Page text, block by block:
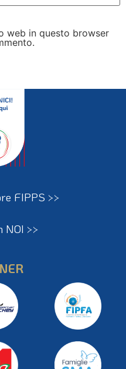
web in questo browser
FIPPS >>
NOI >>